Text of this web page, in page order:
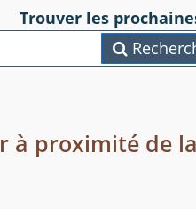
Trouver les
à proximité de